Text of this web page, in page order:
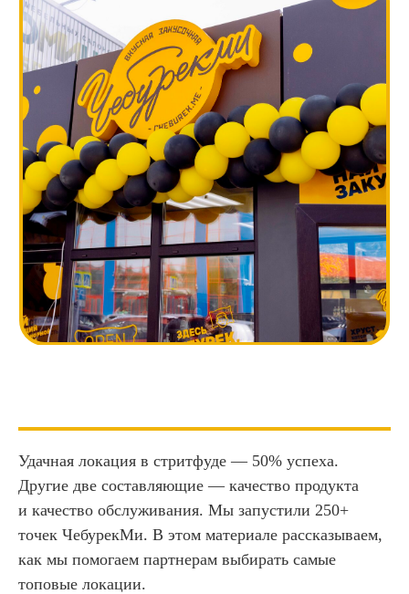
Удачная локация в стритфуде — 50% успеха.
Другие две составляющие — качество продукта
и качество обслуживания. Мы запустили 250+
точек ЧебурекМи. В этом материале рассказываем,
как мы помогаем партнерам выбирать самые
топовые локации.